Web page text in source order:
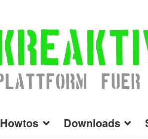
Howtos Downloads